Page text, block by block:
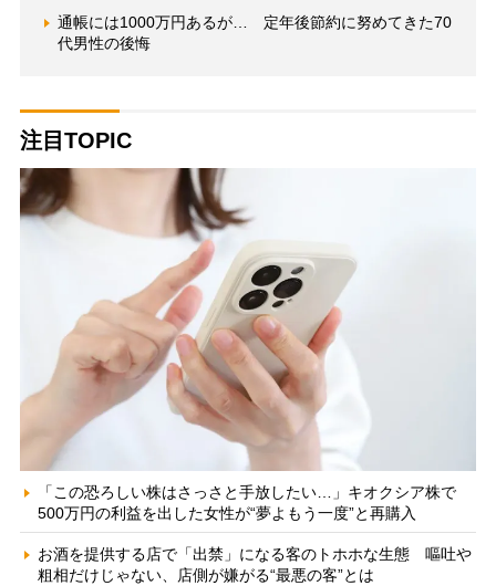
通帳には1000万円あるが… 定年後節約に努めてきた70
代男性の後悔
注目TOPIC
「この恐ろしい株はさっさと手放したい…」キオクシア株で
500万円の利益を出した女性が“夢よもう一度”と再購入
お酒を提供する店で「出禁」になる客のトホホな生態 嘔吐や
粗相だけじゃない、店側が嫌がる“最悪の客”とは